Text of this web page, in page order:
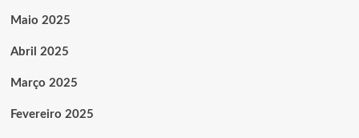
Maio 2025
Abril 2025
Março 2025
Fevereiro 2025